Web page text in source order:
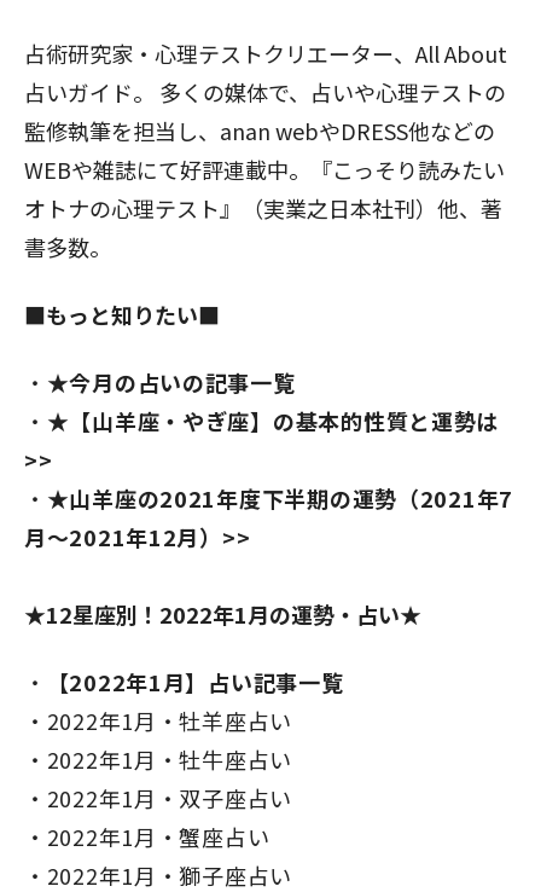
占術研究家・心理テストクリエーター、All About
占いガイド。 多くの媒体で、占いや心理テストの
監修執筆を担当し、anan webやDRESS他などの
WEBや雑誌にて好評連載中。『こっそり読みたい
オトナの心理テスト』（実業之日本社刊）他、著
書多数。
■もっと知りたい■
★今月の占いの記事一覧
★【山羊座・やぎ座】の基本的性質と運勢は
>>
★山羊座の2021年度下半期の運勢（2021年7
月～2021年12月）>>
★12星座別！2022年1月の運勢・占い★
【2022年1月】占い記事一覧
2022年1月・牡羊座占い
2022年1月・牡牛座占い
2022年1月・双子座占い
2022年1月・蟹座占い
2022年1月・獅子座占い